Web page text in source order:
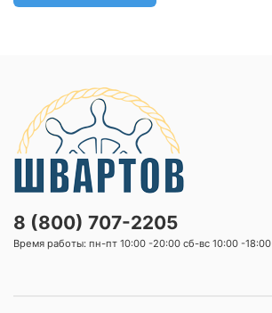
8 (800) 707-2205
Время работы: пн-пт 10:00 -20:00 сб-вс 10:00 -18:00